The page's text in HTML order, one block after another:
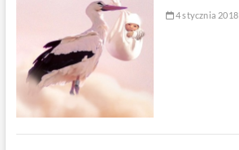
4 stycznia 2018